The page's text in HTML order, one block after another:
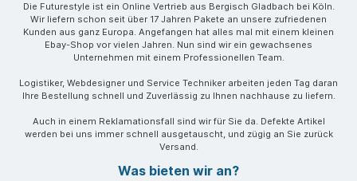
Die Futurestyle ist ein Online Vertrieb aus Bergisch Gladbach bei Köln.
Wir liefern schon seit über 17 Jahren Pakete an unsere zufriedenen
Kunden aus ganz Europa. Angefangen hat alles mal mit einem kleinen
Ebay-Shop vor vielen Jahren. Nun sind wir ein gewachsenes
Unternehmen mit einem Professionellen Team.
Logistiker, Webdesigner und Service Techniker arbeiten jeden Tag daran
Ihre Bestellung schnell und Zuverlässig zu Ihnen nachhause zu liefern.
Auch in einem Reklamationsfall sind wir für Sie da. Defekte Artikel
werden bei uns immer schnell ausgetauscht, und zügig an Sie zurück
Versand.
Was bieten wir an?